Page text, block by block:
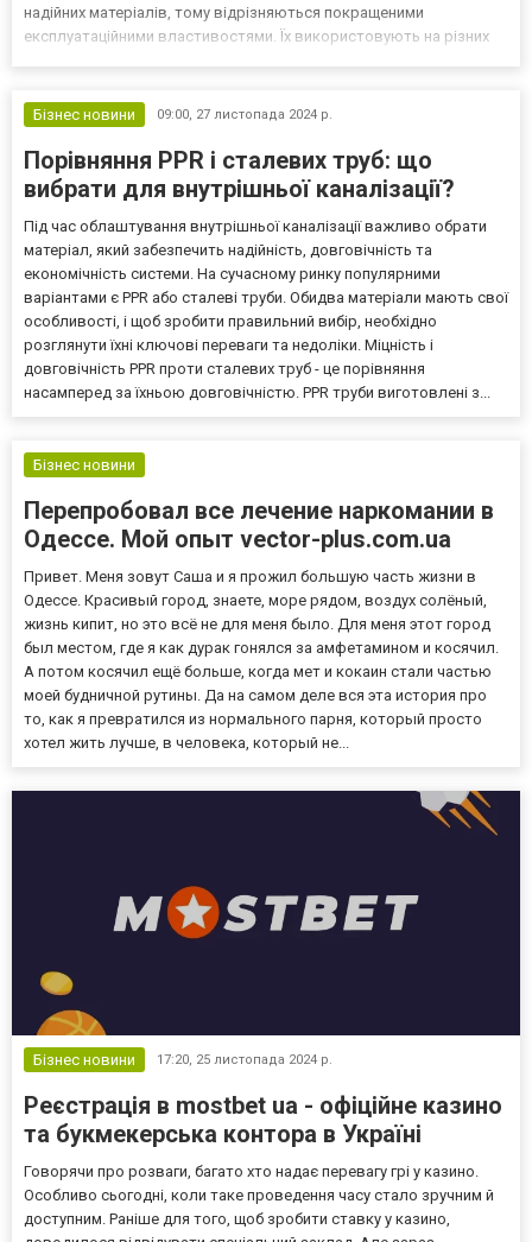
надійних матеріалів, тому відрізняються покращеними
експлуатаційними властивостями. Їх використовують на різних
головні особ...
Бізнес новини 09:00, 27 листопада 2024 р.
Порівняння PPR і сталевих труб: що
вибрати для внутрішньої каналізації?
Під час облаштування внутрішньої каналізації важливо обрати
матеріал, який забезпечить надійність, довговічність та
економічність системи. На сучасному ринку популярними
варіантами є PPR або сталеві труби. Обидва матеріали мають свої
особливості, і щоб зробити правильний вибір, необхідно
розглянути їхні ключові переваги та недоліки. Міцність і
довговічність PPR проти сталевих труб - це порівняння
насамперед за їхньою довговічністю. PPR труби виготовлені з...
Бізнес новини
Перепробовал все лечение наркомании в
Одессе. Мой опыт vector-plus.com.ua
Привет. Меня зовут Саша и я прожил большую часть жизни в
Одессе. Красивый город, знаете, море рядом, воздух солёный,
жизнь кипит, но это всё не для меня было. Для меня этот город
был местом, где я как дурак гонялся за амфетамином и косячил.
А потом косячил ещё больше, когда мет и кокаин стали частью
моей будничной рутины. Да на самом деле вся эта история про
то, как я превратился из нормального парня, который просто
хотел жить лучше, в человека, который не...
Бізнес новини 17:20, 25 листопада 2024 р.
Реєстрація в mostbet ua - офіційне казино
та букмекерська контора в Україні
Говорячи про розваги, багато хто надає перевагу грі у казино.
Особливо сьогодні, коли таке проведення часу стало зручним й
доступним. Раніше для того, щоб зробити ставку у казино,